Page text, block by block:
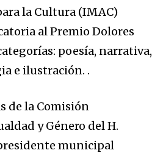
la Cultura (IMAC)
al Premio Dolores
poesía, narrativa,
e ilustración. .
de la Comisión
y Género del H.
municipal